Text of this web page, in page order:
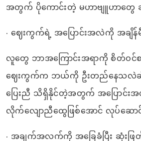
အတွက် ပိုကောင်းတဲ့ မဟာဗျူဟာတွေ
• ဈေးကွက်ရဲ့ အပြောင်းအလဲကို အချိ
လူတွေ ဘာအကြောင်းအရာကို စိတ်ဝင်စ
ဈေးကွက်က ဘယ်ကို ဦးတည်နေသလဲဆို
ပြေးညီ သိရှိနိုင်တဲ့အတွက် အပြောင်းအ
လိုက်လျောညီထွေဖြစ်အောင် လုပ်ဆော
• အချက်အလက်ကို အခြေခံပြီး ဆုံးဖ